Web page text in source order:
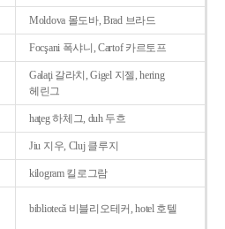
Moldova 몰도바, Brad 브라드
Focşani 폭샤니, Cartof 카르토프
Galaţi 갈라치, Gigel 지젤, hering
헤린그
haţeg 하체그, duh 두흐
Jiu 지우, Cluj 클루지
kilogram 킬로그람
bibliotecǎ 비블리오테커, hotel 호텔